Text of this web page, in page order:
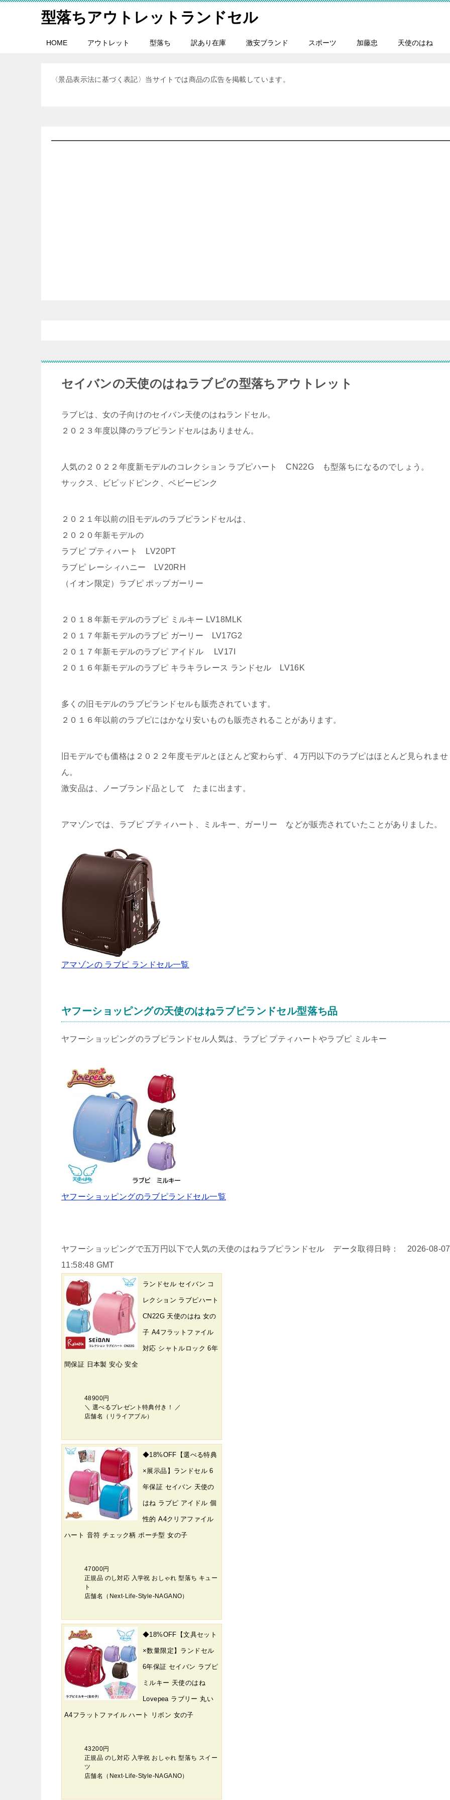
型落ちアウトレットランドセル
HOME アウトレット 型落ち 訳あり在庫 激安ブランド スポーツ 加藤忠 天使のはね
〈景品表示法に基づく表記〉当サイトでは商品の広告を掲載しています。
セイバンの天使のはねラブピの型落ちアウトレット
ラブピは、女の子向けのセイバン天使のはねランドセル。
２０２３年度以降のラブピランドセルはありません。
人気の２０２２年度新モデルのコレクション ラブピハート CN22G も型落ちになるのでしょう。
サックス、ビビッドピンク、ベビーピンク
２０２１年以前の旧モデルのラブピランドセルは、
２０２０年新モデルの
ラブピ プティハート LV20PT
ラブピ レーシィハニー LV20RH
（イオン限定）ラブピ ポップガーリー
２０１８年新モデルのラブピ ミルキー LV18MLK
２０１７年新モデルのラブピ ガーリー LV17G2
２０１７年新モデルのラブピ アイドル LV17I
２０１６年新モデルのラブピ キラキラレース ランドセル LV16K
多くの旧モデルのラブピランドセルも販売されています。
２０１６年以前のラブピにはかなり安いものも販売されることがあります。
旧モデルでも価格は２０２２年度モデルとほとんど変わらず、４万円以下のラブピはほとんど見られませ
ん。
激安品は、ノーブランド品として たまに出ます。
アマゾンでは、ラブピ プティハート、ミルキー、ガーリー などが販売されていたことがありました。
アマゾンの ラブピ ランドセル一覧
ヤフーショッピングの天使のはねラブピランドセル型落ち品
ヤフーショッピングのラブピランドセル人気は、ラブピ プティハートやラブピ ミルキー
ヤフーショッピングのラブピランドセル一覧
ヤフーショッピングで五万円以下で人気の天使のはねラブピランドセル データ取得日時： 2026-08-07
11:58:48 GMT
ランドセル セイバン コ
レクション ラブピハート
CN22G 天使のはね 女の
子 A4フラットファイル
対応 シャトルロック 6年
間保証 日本製 安心 安全
48900円
＼ 選べるプレゼント特典付き！ ／
店舗名（リライアブル）
◆18%OFF【選べる特典
×展示品】ランドセル 6
年保証 セイバン 天使の
はね ラブピ アイドル 個
性的 A4クリアファイル
ハート 音符 チェック柄 ポーチ型 女の子
47000円
正規品 のし対応 入学祝 おしゃれ 型落ち キュー
ト
店舗名（Next-Life-Style-NAGANO）
◆18%OFF【文具セット
×数量限定】ランドセル
6年保証 セイバン ラブピ
ミルキー 天使のはね
Lovepea ラブリー 丸い
A4フラットファイル ハート リボン 女の子
43200円
正規品 のし対応 入学祝 おしゃれ 型落ち スイー
ツ
店舗名（Next-Life-Style-NAGANO）